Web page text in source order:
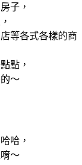
子，
等各式各樣的商
點，
～
哈，
～